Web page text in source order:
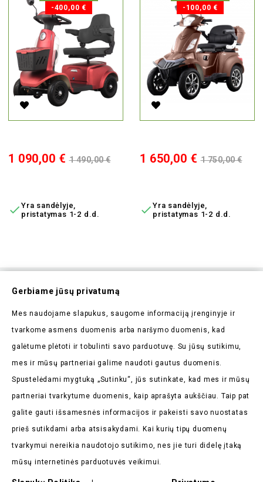
-400,00 €
Kaina
1 090,00 € Bazinė
kaina
1 490,00 €
 Yra sandėlyje,
pristatymas 1-2 d.d.
-100,00 €
Kaina
1 650,00 € Bazinė
kaina
1 750,00 €
 Yra sandėlyje,
pristatymas 1-2 d.d.
Prenumeruokite Mūsų
Naujienlaiškį
Pirmieji sužinokite apie mūsų naujienas bei taikomas
Parduotuvės Informacija
Prekės
Gerbiame jūsų privatumą
Mes naudojame slapukus, saugome informaciją įrenginyje ir
tvarkome asmens duomenis arba naršymo duomenis, kad
galėtume plėtoti ir tobulinti savo parduotuvę. Su jūsų sutikimu,
mes ir mūsų partneriai galime naudoti gautus duomenis.
Spustelėdami mygtuką „Sutinku“, jūs sutinkate, kad mes ir mūsų
partneriai tvarkytume duomenis, kaip aprašyta aukščiau. Taip pat
galite gauti išsamesnės informacijos ir pakeisti savo nuostatas
prieš sutikdami arba atsisakydami. Kai kurių tipų duomenų
tvarkymui nereikia naudotojo sutikimo, nes jie turi didelę įtaką
mūsų internetinės parduotuvės veikimui.